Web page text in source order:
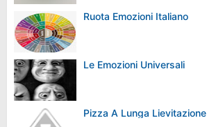
Ruota Emozioni Italiano
Le Emozioni Universali
Pizza A Lunga Lievitazione